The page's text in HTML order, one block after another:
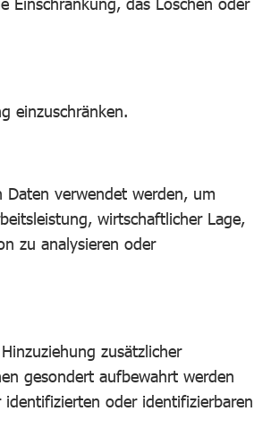
einzuschränken.
Daten verwendet werden, um
wirtschaftlicher Lage,
zu analysieren oder
zusätzlicher
gesondert aufbewahrt werden
oder identifizierbaren